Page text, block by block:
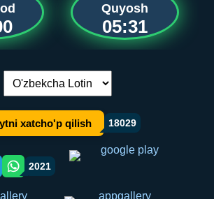
Quyosh
05:31
Tilni almashtirish:
xatcho'p qilish 18029
orqali ulashish
WhatsApp orqali ulashish
2021